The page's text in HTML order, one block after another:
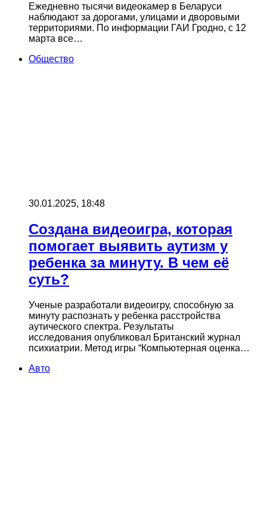
Ежедневно тысячи видеокамер в Беларуси
наблюдают за дорогами, улицами и дворовыми
территориями. По информации ГАИ Гродно, с 12
марта все…
Общество
30.01.2025, 18:48
Создана видеоигра, которая
помогает выявить аутизм у
ребенка за минуту. В чем её
суть?
Ученые разработали видеоигру, способную за
минуту распознать у ребенка расстройства
аутического спектра. Результаты
исследования опубликовал Британский журнал
психиатрии. Метод игры “Компьютерная оценка…
Авто